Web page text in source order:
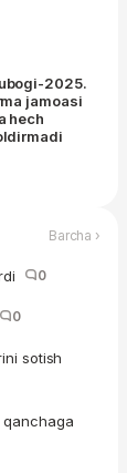
2025.
jamoasi
hech
Barcha ›
0
0
sotish
qanchaga